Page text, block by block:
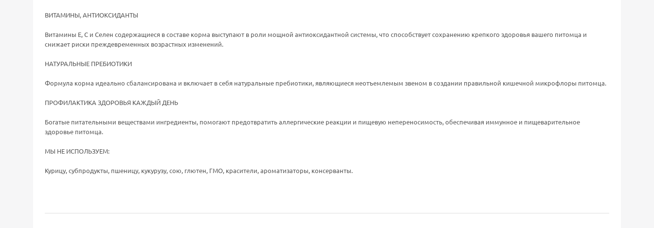
ВИТАМИНЫ, АНТИОКСИДАНТЫ
Витамины Е, С и Селен содержащиеся в составе корма выступают в роли мощной антиоксидантной системы, что способствует сохранению крепкого здоровья вашего питомца и
снижает риски преждевременных возрастных изменений.
НАТУРАЛЬНЫЕ ПРЕБИОТИКИ
Формула корма идеально сбалансирована и включает в себя натуральные пребиотики, являющиеся неотъемлемым звеном в создании правильной кишечной микрофлоры питомца.
ПРОФИЛАКТИКА ЗДОРОВЬЯ КАЖДЫЙ ДЕНЬ
Богатые питательными веществами ингредиенты, помогают предотвратить аллергические реакции и пищевую непереносимость, обеспечивая иммунное и пищеварительное
здоровье питомца.
МЫ НЕ ИСПОЛЬЗУЕМ:
Курицу, субпродукты, пшеницу, кукурузу, сою, глютен, ГМО, красители, ароматизаторы, консерванты.